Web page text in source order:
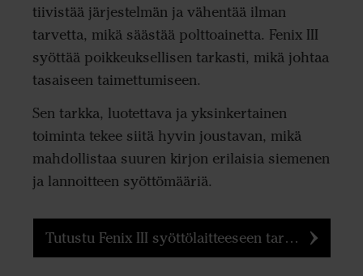
tiivistää järjestelmän ja vähentää ilman
tarvetta, mikä säästää polttoainetta. Fenix III
syöttää poikkeuksellisen tarkasti, mikä johtaa
tasaiseen taimettumiseen.
Sen tarkka, luotettava ja yksinkertainen
toiminta tekee siitä hyvin joustavan, mikä
mahdollistaa suuren kirjon erilaisia siemenen
ja lannoitteen syöttömääriä.
Tutustu Fenix III syöttölaitteeseen tarkemmin